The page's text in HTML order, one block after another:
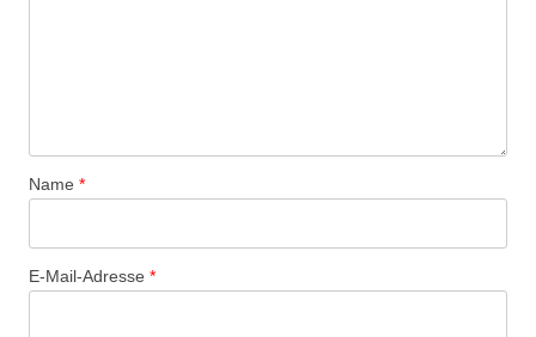
Name *
E-Mail-Adresse *